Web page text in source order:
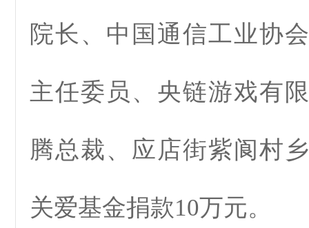
院长、中国通信工业协
主任委员、央链游戏有
腾总裁、应店街紫阆村
关爱基金捐款10万元。